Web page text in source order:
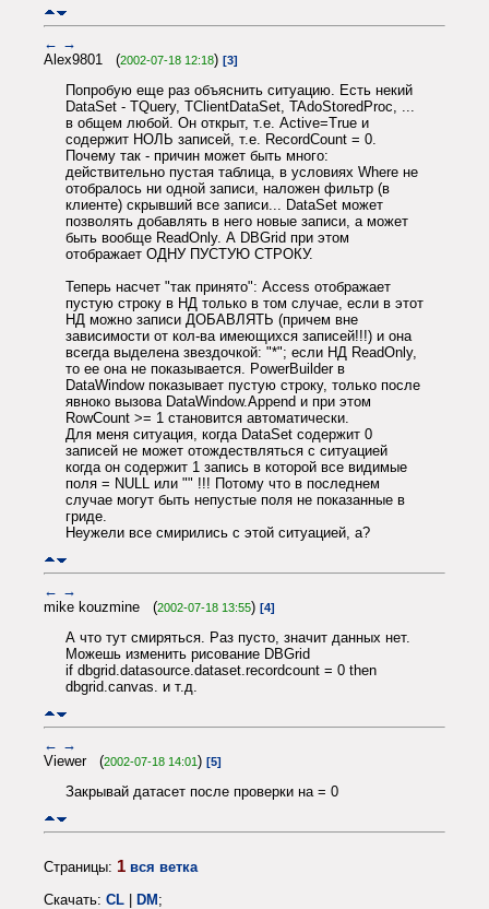
← →
Alex9801 (2002-07-18 12:18) [3]
Попробую еще раз объяснить ситуацию. Есть некий
DataSet - TQuery, TClientDataSet, TAdoStoredProc, ...
в общем любой. Он открыт, т.е. Active=True и
содержит НОЛЬ записей, т.е. RecordCount = 0.
Почему так - причин может быть много:
действительно пустая таблица, в условиях Where не
отобралось ни одной записи, наложен фильтр (в
клиенте) скрывший все записи... DataSet может
позволять добавлять в него новые записи, а может
быть вообще ReadOnly. А DBGrid при этом
отображает ОДНУ ПУСТУЮ СТРОКУ.
Теперь насчет "так принято": Access отображает
пустую строку в НД только в том случае, если в этот
НД можно записи ДОБАВЛЯТЬ (причем вне
зависимости от кол-ва имеющихся записей!!!) и она
всегда выделена звездочкой: "*"; если НД ReadOnly,
то ее она не показывается. PowerBuilder в
DataWindow показывает пустую строку, только после
явноко вызова DataWindow.Append и при этом
RowCount >= 1 становится автоматически.
Для меня ситуация, когда DataSet содержит 0
записей не может отождествляться с ситуацией
когда он содержит 1 запись в которой все видимые
поля = NULL или "" !!! Потому что в последнем
случае могут быть непустые поля не показанные в
гриде.
Неужели все смирились с этой ситуацией, а?
← →
mike kouzmine (2002-07-18 13:55) [4]
А что тут смиряться. Раз пусто, значит данных нет.
Можешь изменить рисование DBGrid
if dbgrid.datasource.dataset.recordcount = 0 then
dbgrid.canvas. и т.д.
← →
Viewer (2002-07-18 14:01) [5]
Закрывай датасет после проверки на = 0
Страницы: 1 вся ветка
Скачать: CL | DM;